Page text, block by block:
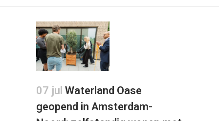
07 jul Waterland Oase
geopend in Amsterdam-